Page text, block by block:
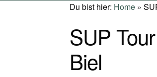
Du bist hier: Home »
SUP
Biel